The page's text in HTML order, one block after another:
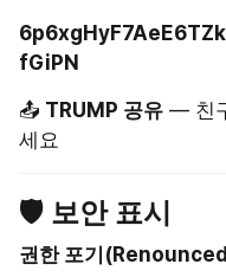
fGiPN
📤 TRUMP 공유 — 친
세요
🛡 보안 표시
권한 포기